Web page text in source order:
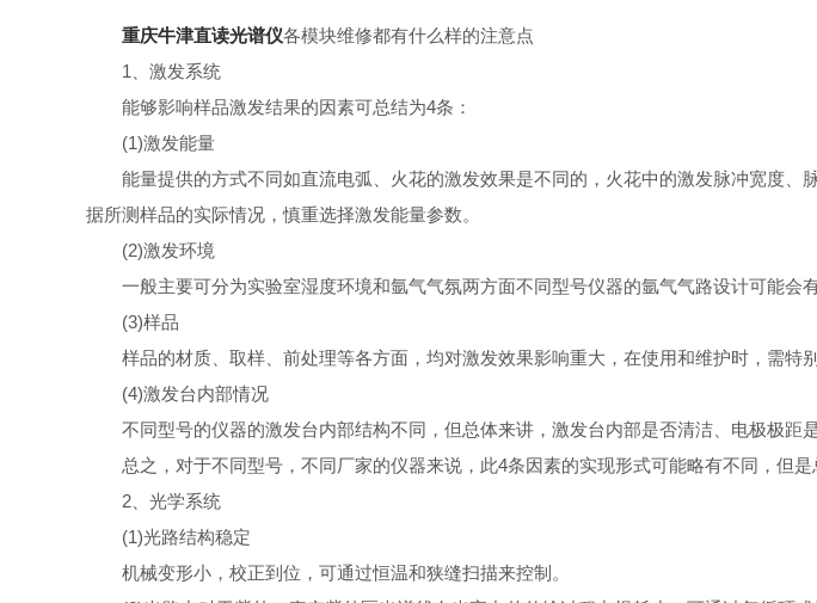
重庆牛津直读光谱仪各模块维修都有什么样的注意点
1、激发系统
能够影响样品激发结果的因素可总结为4条：
(1)激发能量
能量提供的方式不同如直流电弧、火花的激发效果是不同的，火花中的激发脉冲宽度、
据所测样品的实际情况，慎重选择激发能量参数。
(2)激发环境
一般主要可分为实验室湿度环境和氩气气氛两方面不同型号仪器的氩气气路设计可能会
(3)样品
样品的材质、取样、前处理等各方面，均对激发效果影响重大，在使用和维护时，需特别
(4)激发台内部情况
不同型号的仪器的激发台内部结构不同，但总体来讲，激发台内部是否清洁、电极极距
总之，对于不同型号，不同厂家的仪器来说，此4条因素的实现形式可能略有不同，但是
2、光学系统
(1)光路结构稳定
机械变形小，校正到位，可通过恒温和狭缝扫描来控制。